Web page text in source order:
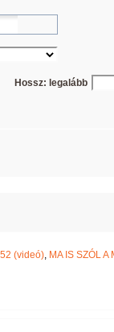
Hossz: legalább
(videó), MA IS SZÓL A